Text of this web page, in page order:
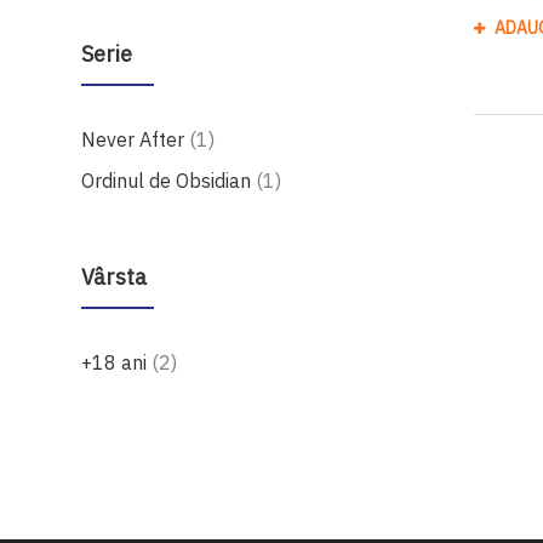
Serie
Never After 1produs
Ordinul de Obsidian 1produs
Vârsta
+18 ani 2produse